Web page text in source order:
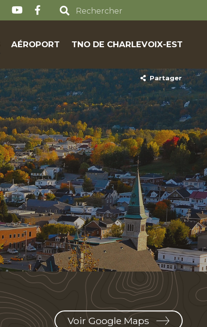
AÉROPORT TNO DE CHARLEVOIX-EST
Partager
Voir Google Maps